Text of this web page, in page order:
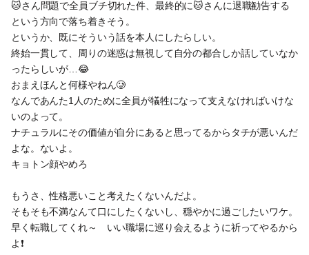
🐱さん問題で全員ブチ切れた件、最終的に🐱さんに退職勧告する
という方向で落ち着きそう。
というか、既にそういう話を本人にしたらしい。
終始一貫して、周りの迷惑は無視して自分の都合しか話していなか
ったらしいが…😂
おまえほんと何様やねん🥲
なんであんた1人のために全員が犠牲になって支えなければいけな
いのよって。
ナチュラルにその価値が自分にあると思ってるからタチが悪いんだ
よな。ないよ。
キョトン顔やめろ
もうさ、性格悪いこと考えたくないんだよ。
そもそも不満なんて口にしたくないし、穏やかに過ごしたいワケ。
早く転職してくれ～ いい職場に巡り会えるように祈ってやるから
よ❗️